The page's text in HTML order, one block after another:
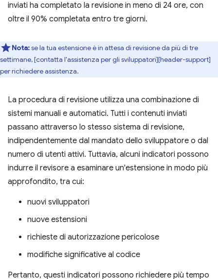
inviati ha completato la revisione in meno di 24 ore, con
oltre il 90% completata entro tre giorni.
Nota:se la tua estensione è in attesa di revisione da più di tre
settimane, [contatta l'assistenza per gli sviluppatori][header-support]
per richiedere assistenza.
La procedura di revisione utilizza una combinazione di
sistemi manuali e automatici. Tutti i contenuti inviati
passano attraverso lo stesso sistema di revisione,
indipendentemente dal mandato dello sviluppatore o dal
numero di utenti attivi. Tuttavia, alcuni indicatori possono
indurre il revisore a esaminare un'estensione in modo più
approfondito, tra cui:
nuovi sviluppatori
nuove estensioni
richieste di autorizzazione pericolose
modifiche significative al codice
Pertanto, questi indicatori possono richiedere più tempo